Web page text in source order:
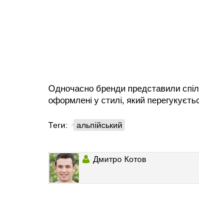
Одночасно бренди представили
оформлені у стилі, який
Теги: альпійський
Дмитро Котов